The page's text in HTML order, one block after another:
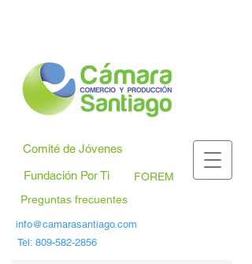
Tel: 809-582-2856
info@camarasantiago.com
FOREM
Comité de Jóvenes
Fundación Por Ti
Preguntas frecuentes